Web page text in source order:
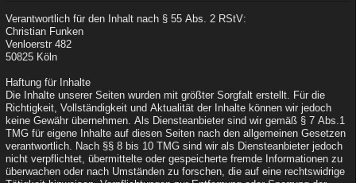
Verantwortlich für den Inhalt nach § 55 Abs. 2 RStV:
Christian Funken
Venloerstr 482
50825 Köln
Haftung für Inhalte
Die Inhalte unserer Seiten wurden mit größter Sorgfalt erstellt. Für die
Richtigkeit, Vollständigkeit und Aktualität der Inhalte können wir jedoch
keine Gewähr übernehmen. Als Diensteanbieter sind wir gemäß § 7 Abs.1
TMG für eigene Inhalte auf diesen Seiten nach den allgemeinen Gesetzen
verantwortlich. Nach §§ 8 bis 10 TMG sind wir als Diensteanbieter jedoch
nicht verpflichtet, übermittelte oder gespeicherte fremde Informationen zu
überwachen oder nach Umständen zu forschen, die auf eine rechtswidrige